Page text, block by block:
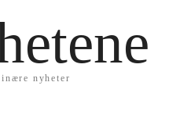
nyheter